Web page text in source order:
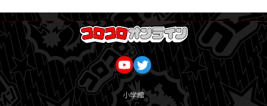
小学館